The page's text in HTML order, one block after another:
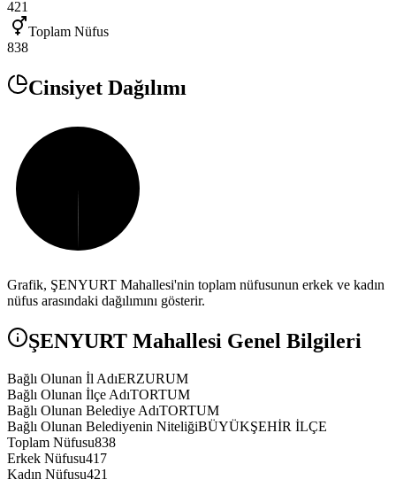
421
Toplam Nüfus
838
Cinsiyet Dağılımı
Grafik, ŞENYURT Mahallesi'nin toplam nüfusunun erkek ve kadın
nüfus arasındaki dağılımını gösterir.
ŞENYURT Mahallesi Genel Bilgileri
Bağlı Olunan İl AdıERZURUM
Bağlı Olunan İlçe AdıTORTUM
Bağlı Olunan Belediye AdıTORTUM
Bağlı Olunan Belediyenin NiteliğiBÜYÜKŞEHİR İLÇE
Toplam Nüfusu838
Erkek Nüfusu417
Kadın Nüfusu421